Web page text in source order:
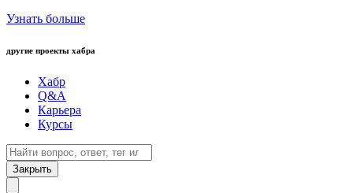
Узнать больше
другие проекты хабра
Хабр
Q&A
Карьера
Курсы
Закрыть